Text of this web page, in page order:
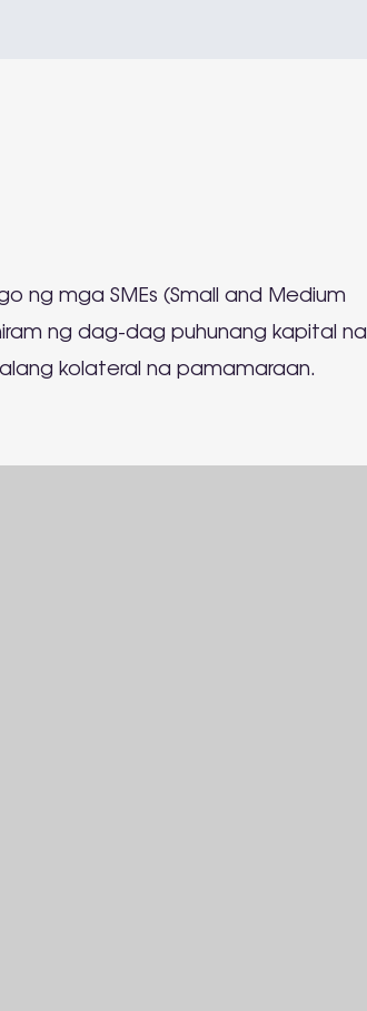
ng mga SMEs (Small and Medium
ng dag-dag puhunang kapital na
kolateral na pamamaraan.